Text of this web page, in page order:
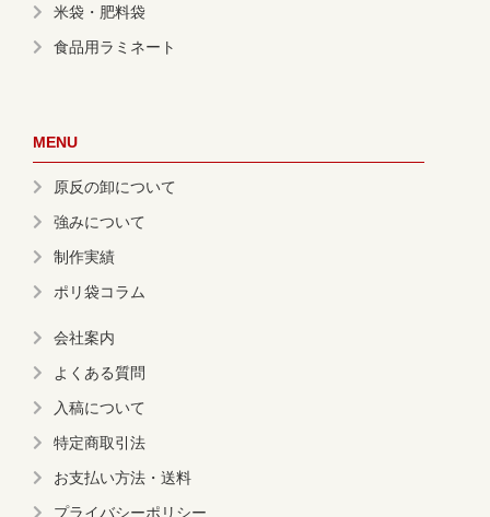
米袋・肥料袋
食品用ラミネート
MENU
原反の卸について
強みについて
制作実績
ポリ袋コラム
会社案内
よくある質問
入稿について
特定商取引法
お支払い方法・送料
プライバシーポリシー